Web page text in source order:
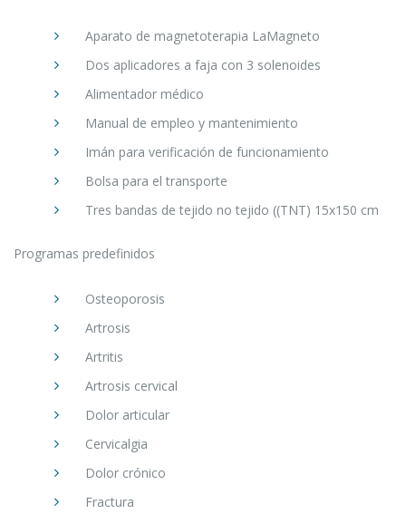
Aparato de magnetoterapia LaMagneto
Dos aplicadores a faja con 3 solenoides
Alimentador médico
Manual de empleo y mantenimiento
Imán para verificación de funcionamiento
Bolsa para el transporte
Tres bandas de tejido no tejido ((TNT) 15x150 cm
Programas predefinidos
Osteoporosis
Artrosis
Artritis
Artrosis cervical
Dolor articular
Cervicalgia
Dolor crónico
Fractura